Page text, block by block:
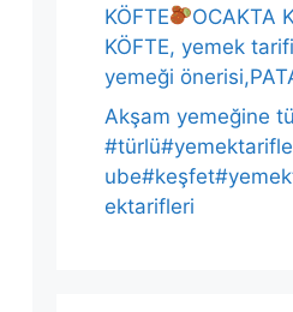
KÖFTE
OCAKTA
KÖFTE, yemek
yemeği
Akşam yemeğine
ektarifleri